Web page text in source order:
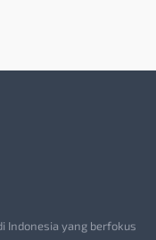
Indonesia yang berfokus